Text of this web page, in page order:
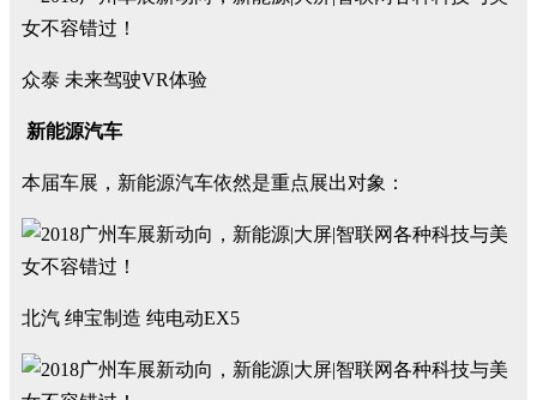
众泰 未来驾驶VR体验
新能源汽车
本届车展，新能源汽车依然是重点展出对象：
北汽 绅宝制造 纯电动EX5